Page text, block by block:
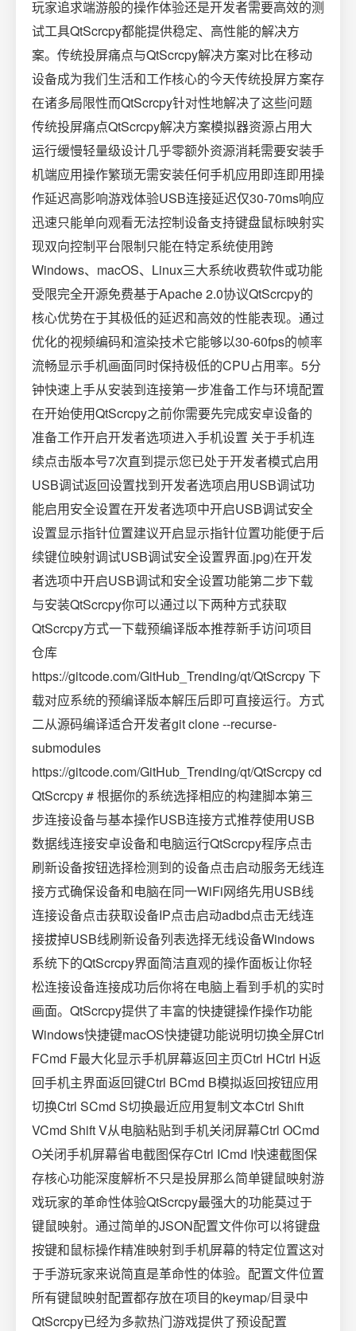
玩家追求端游般的操作体验还是开发者需要高效的测
试工具QtScrcpy都能提供稳定、高性能的解决方
案。传统投屏痛点与QtScrcpy解决方案对比在移动
设备成为我们生活和工作核心的今天传统投屏方案存
在诸多局限性而QtScrcpy针对性地解决了这些问题
传统投屏痛点QtScrcpy解决方案模拟器资源占用大
运行缓慢轻量级设计几乎零额外资源消耗需要安装手
机端应用操作繁琐无需安装任何手机应用即连即用操
作延迟高影响游戏体验USB连接延迟仅30-70ms响应
迅速只能单向观看无法控制设备支持键盘鼠标映射实
现双向控制平台限制只能在特定系统使用跨
Windows、macOS、Linux三大系统收费软件或功能
受限完全开源免费基于Apache 2.0协议QtScrcpy的
核心优势在于其极低的延迟和高效的性能表现。通过
优化的视频编码和渲染技术它能够以30-60fps的帧率
流畅显示手机画面同时保持极低的CPU占用率。5分
钟快速上手从安装到连接第一步准备工作与环境配置
在开始使用QtScrcpy之前你需要先完成安卓设备的
准备工作开启开发者选项进入手机设置 关于手机连
续点击版本号7次直到提示您已处于开发者模式启用
USB调试返回设置找到开发者选项启用USB调试功
能启用安全设置在开发者选项中开启USB调试安全
设置显示指针位置建议开启显示指针位置功能便于后
续键位映射调试USB调试安全设置界面.jpg)在开发
者选项中开启USB调试和安全设置功能第二步下载
与安装QtScrcpy你可以通过以下两种方式获取
QtScrcpy方式一下载预编译版本推荐新手访问项目
仓库
https://gitcode.com/GitHub_Trending/qt/QtScrcpy 下
载对应系统的预编译版本解压后即可直接运行。方式
二从源码编译适合开发者git clone --recurse-
submodules
https://gitcode.com/GitHub_Trending/qt/QtScrcpy cd
QtScrcpy # 根据你的系统选择相应的构建脚本第三
步连接设备与基本操作USB连接方式推荐使用USB
数据线连接安卓设备和电脑运行QtScrcpy程序点击
刷新设备按钮选择检测到的设备点击启动服务无线连
接方式确保设备和电脑在同一WiFi网络先用USB线
连接设备点击获取设备IP点击启动adbd点击无线连
接拔掉USB线刷新设备列表选择无线设备Windows
系统下的QtScrcpy界面简洁直观的操作面板让你轻
松连接设备连接成功后你将在电脑上看到手机的实时
画面。QtScrcpy提供了丰富的快捷键操作操作功能
Windows快捷键macOS快捷键功能说明切换全屏Ctrl
FCmd F最大化显示手机屏幕返回主页Ctrl HCtrl H返
回手机主界面返回键Ctrl BCmd B模拟返回按钮应用
切换Ctrl SCmd S切换最近应用复制文本Ctrl Shift
VCmd Shift V从电脑粘贴到手机关闭屏幕Ctrl OCmd
O关闭手机屏幕省电截图保存Ctrl ICmd I快速截图保
存核心功能深度解析不只是投屏那么简单键鼠映射游
戏玩家的革命性体验QtScrcpy最强大的功能莫过于
键鼠映射。通过简单的JSON配置文件你可以将键盘
按键和鼠标操作精准映射到手机屏幕的特定位置这对
于手游玩家来说简直是革命性的体验。配置文件位置
所有键鼠映射配置都存放在项目的keymap/目录中
QtScrcpy已经为多款热门游戏提供了预设配置